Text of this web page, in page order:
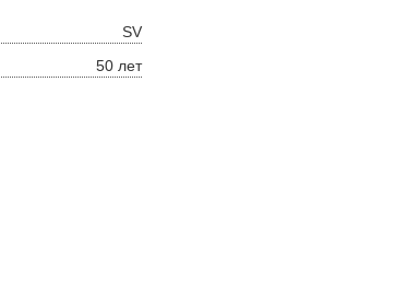
SV
50 лет